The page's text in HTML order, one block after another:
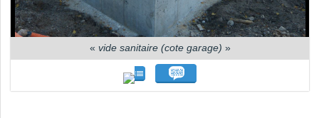
« vide sanitaire (cote garage) »